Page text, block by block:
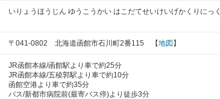
いりょうほうじん ゆうこうかい はこだてせいけいげかくりにっく
〒041-0802 北海道函館市石川町2番115 【地図 】
JR函館本線/函館駅より車で約25分
JR函館本線/五稜郭駅より車で約10分
函館空港より車で約35分
バス/新都市病院前(最寄バス停)より徒歩3分